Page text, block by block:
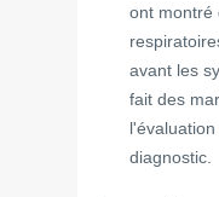
ont montré
avant les
fait des
diagnostic.